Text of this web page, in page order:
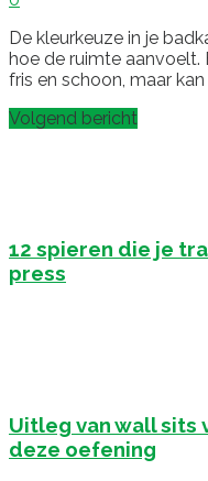
De kleurkeuze in je
hoe de ruimte
fris en schoon, maar kan
Volgend bericht
12 spieren die je
press
Uitleg van wall sits
deze oefening